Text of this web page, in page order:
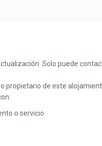
Solo puede
propietario de este
o servicio